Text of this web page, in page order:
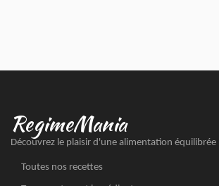
RegimeMania
Découvrez le plaisir d'une alimentation équilibrée
Toutes nos recettes